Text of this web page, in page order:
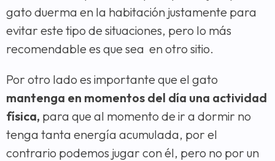
gato duerma en la habitación justamente para
evitar este tipo de situaciones, pero lo más
recomendable es que sea en otro sitio.
Por otro lado es importante que el gato
mantenga en momentos del día una actividad
física, para que al momento de ir a dormir no
tenga tanta energía acumulada, por el
contrario podemos jugar con él, pero no por un